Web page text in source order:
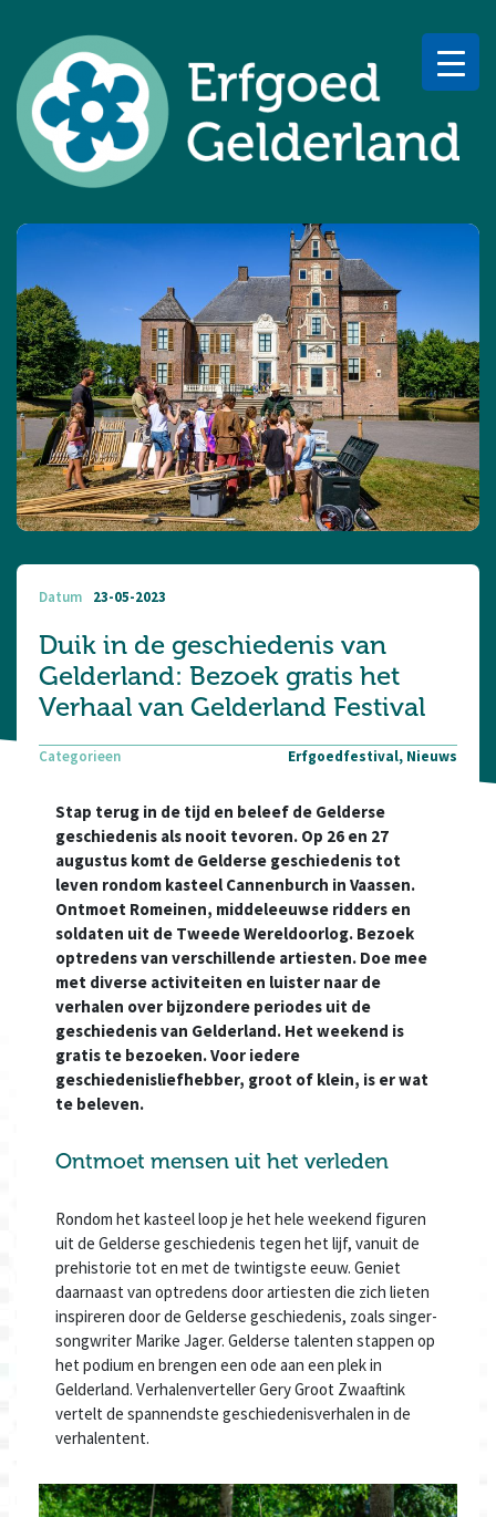
Datum 23-05-2023
Duik in de geschiedenis van
Gelderland: Bezoek gratis het
Verhaal van Gelderland Festival
Categorieen Erfgoedfestival, Nieuws
Stap terug in de tijd en beleef de Gelderse
geschiedenis als nooit tevoren. Op 26 en 27
augustus komt de Gelderse geschiedenis tot
leven rondom kasteel Cannenburch in Vaassen.
Ontmoet Romeinen, middeleeuwse ridders en
soldaten uit de Tweede Wereldoorlog. Bezoek
optredens van verschillende artiesten. Doe mee
met diverse activiteiten en luister naar de
verhalen over bijzondere periodes uit de
geschiedenis van Gelderland. Het weekend is
gratis te bezoeken. Voor iedere
geschiedenisliefhebber, groot of klein, is er wat
te beleven.
Ontmoet mensen uit het verleden
Rondom het kasteel loop je het hele weekend figuren
uit de Gelderse geschiedenis tegen het lijf, vanuit de
prehistorie tot en met de twintigste eeuw. Geniet
daarnaast van optredens door artiesten die zich lieten
inspireren door de Gelderse geschiedenis, zoals singer-
songwriter Marike Jager. Gelderse talenten stappen op
het podium en brengen een ode aan een plek in
Gelderland. Verhalenverteller Gery Groot Zwaaftink
vertelt de spannendste geschiedenisverhalen in de
verhalentent.